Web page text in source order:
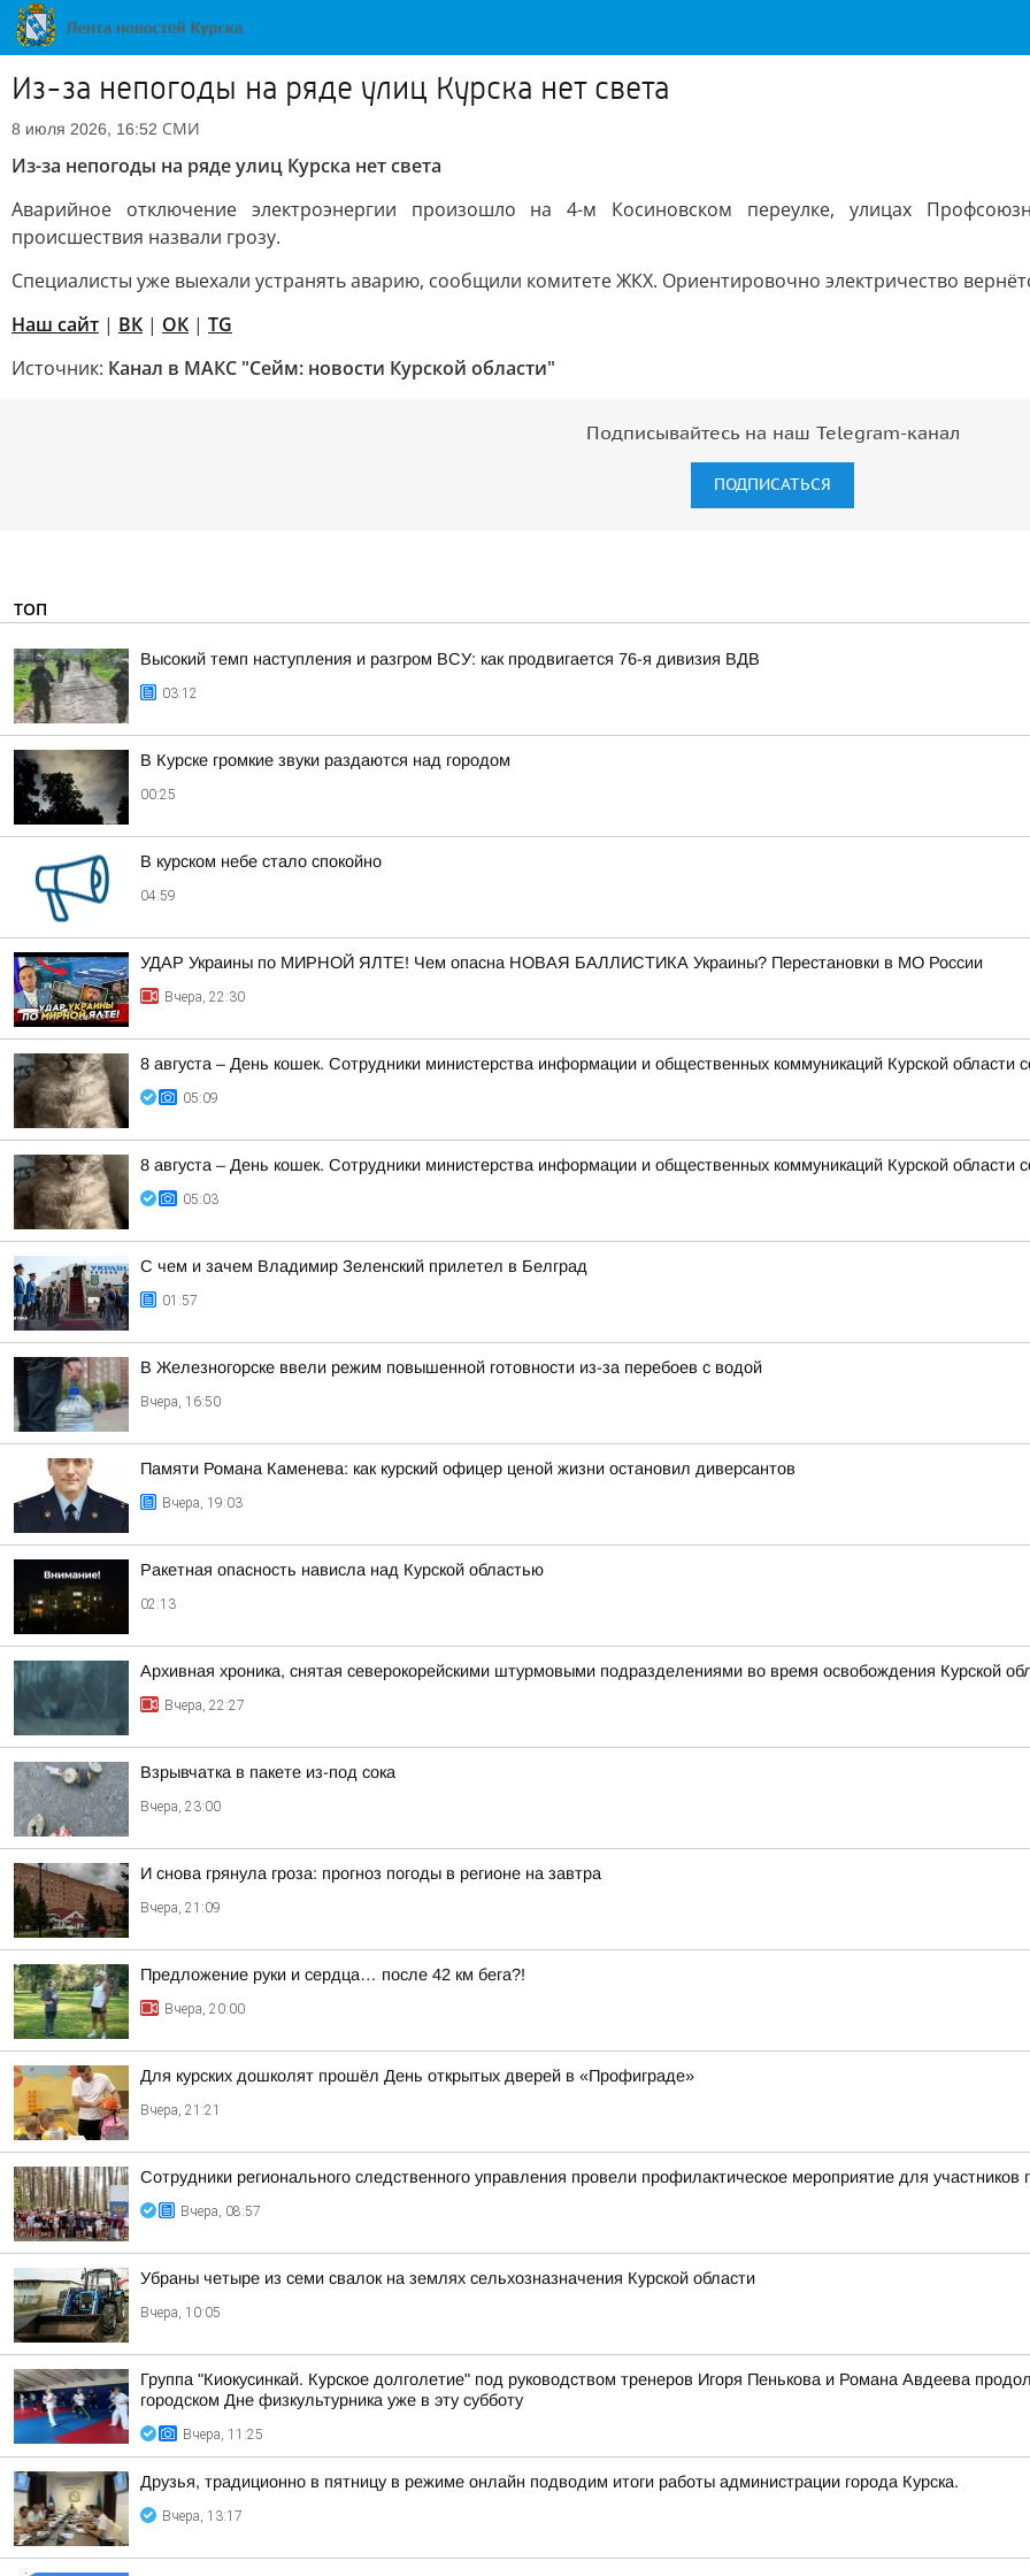
Из-за непогоды на ряде улиц Курска нет света
8 июля 2026, 16:52 СМИ
Из-за непогоды на ряде улиц Курска нет света
Аварийное отключение электроэнергии произошло на 4-м Косиновском переулке, улицах
происшествия назвали грозу.
Специалисты уже выехали устранять аварию, сообщили комитете ЖКХ. Ориентировочно электричество
Наш сайт | ВК | ОК | TG
Источник: Канал в МАКС "Сейм: новости Курской области"
Подписывайтесь на наш Telegram-канал
ПОДПИСАТЬСЯ
ТОП
Высокий темп наступления и разгром ВСУ: как продвигается 76-я дивизия ВДВ
03:12
В Курске громкие звуки раздаются над городом
00:25
В курском небе стало спокойно
04:59
УДАР Украины по МИРНОЙ ЯЛТЕ! Чем опасна НОВАЯ БАЛЛИСТИКА Украины? Перестановки в МО России
Вчера, 22:30
8 августа – День кошек. Сотрудники министерства информации и общественных коммуникаций Курской области
05:09
8 августа – День кошек. Сотрудники министерства информации и общественных коммуникаций Курской области
05:03
С чем и зачем Владимир Зеленский прилетел в Белград
01:57
В Железногорске ввели режим повышенной готовности из-за перебоев с водой
Вчера, 16:50
Памяти Романа Каменева: как курский офицер ценой жизни остановил диверсантов
Вчера, 19:03
Ракетная опасность нависла над Курской областью
02:13
Архивная хроника, снятая северокорейскими штурмовыми подразделениями во время освобождения Курской
Вчера, 22:27
Взрывчатка в пакете из-под сока
Вчера, 23:00
И снова грянула гроза: прогноз погоды в регионе на завтра
Вчера, 21:09
Предложение руки и сердца… после 42 км бега?!
Вчера, 20:00
Для курских дошколят прошёл День открытых дверей в «Профиграде»
Вчера, 21:21
Сотрудники регионального следственного управления провели профилактическое мероприятие для
Вчера, 08:57
Убраны четыре из семи свалок на землях сельхозназначения Курской области
Вчера, 10:05
Группа "Киокусинкай. Курское долголетие" под руководством тренеров Игоря Пенькова и Романа Авдеева
городском Дне физкультурника уже в эту субботу
Вчера, 11:25
Друзья, традиционно в пятницу в режиме онлайн подводим итоги работы администрации города Курска.
Вчера, 13:17